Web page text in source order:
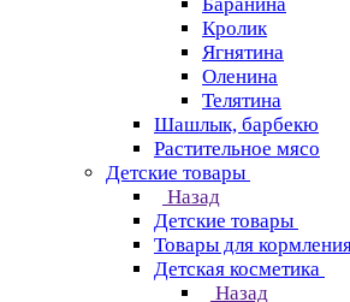
Кролик
Ягнятина
Оленина
Телятина
Шашлык, барбекю
Растительное мясо
Детские товары
Назад
Детские товары
Товары для
Детская косметика
Назад